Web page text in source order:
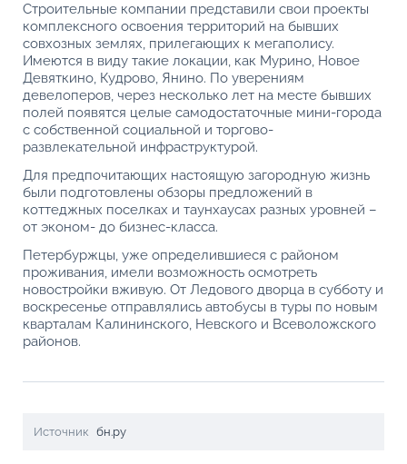
Строительные компании представили свои проекты
комплексного освоения территорий на бывших
совхозных землях, прилегающих к мегаполису.
Имеются в виду такие локации, как Мурино, Новое
Девяткино, Кудрово, Янино. По уверениям
девелоперов, через несколько лет на месте бывших
полей появятся целые самодостаточные мини-города
с собственной социальной и торгово-
развлекательной инфраструктурой.
Для предпочитающих настоящую загородную жизнь
были подготовлены обзоры предложений в
коттеджных поселках и таунхаусах разных уровней –
от эконом- до бизнес-класса.
Петербуржцы, уже определившиеся с районом
проживания, имели возможность осмотреть
новостройки вживую. От Ледового дворца в субботу и
воскресенье отправлялись автобусы в туры по новым
кварталам Калининского, Невского и Всеволожского
районов.
Источник бн.ру